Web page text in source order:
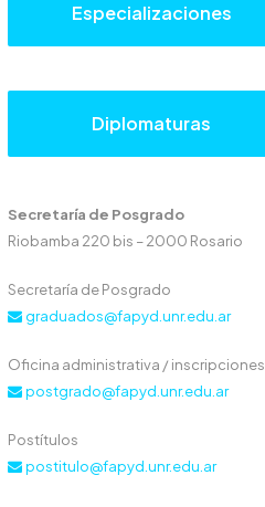
Especializaciones
Diplomaturas
Secretaría de Posgrado
Riobamba 220 bis – 2000 Rosario
Secretaría de Posgrado
graduados@fapyd.unr.edu.ar
Oficina administrativa / inscripciones
postgrado@fapyd.unr.edu.ar
Postítulos
postitulo@fapyd.unr.edu.ar